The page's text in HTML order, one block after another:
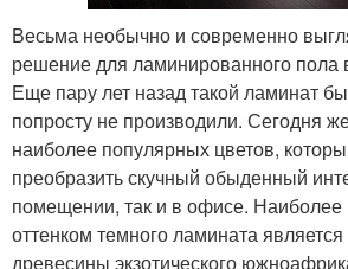
Весьма необычно и современно
решение для ламинированного пола
Еще пару лет назад такой ламинат
попросту не производили. Сегодня
наиболее популярных цветов,
преобразить скучный обыденный
помещении, так и в офисе.
оттенком темного ламината
древесины экзотического